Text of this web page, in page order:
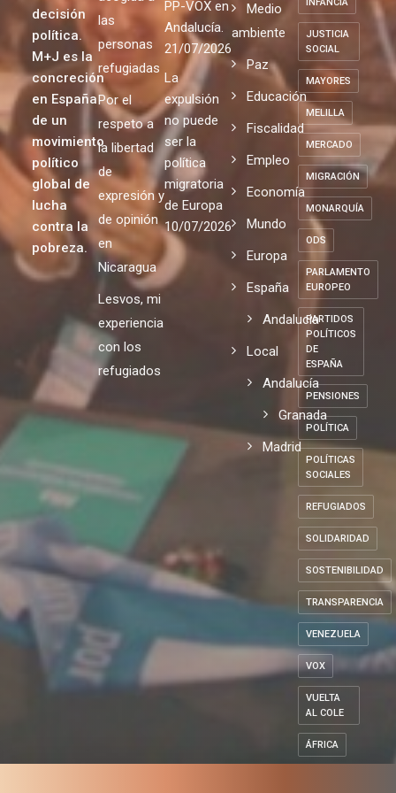
decisión
política.
M+J es la
concreción
en España
de un
movimiento
político
global de
lucha
contra la
pobreza.
las
personas
refugiadas
Por el
respeto a
la libertad
de
expresión y
de opinión
en
Nicaragua
Lesvos, mi
experiencia
con los
refugiados
PP-VOX en
Andalucía.
21/07/2026
La
expulsión
no puede
ser la
política
migratoria
de Europa
10/07/2026
Medio
ambiente
Paz
Educación
Fiscalidad
Empleo
Economía
Mundo
Europa
España
Andalucia
Local
Andalucía
Granada
Madrid
JUSTICIA
SOCIAL
MAYORES
MELILLA
MERCADO
MIGRACIÓN
MONARQUÍA
ODS
PARLAMENTO
EUROPEO
PARTIDOS
POLÍTICOS
DE
ESPAÑA
PENSIONES
POLÍTICA
POLÍTICAS
SOCIALES
REFUGIADOS
SOLIDARIDAD
SOSTENIBILIDAD
TRANSPARENCIA
VENEZUELA
VOX
VUELTA
AL COLE
ÁFRICA